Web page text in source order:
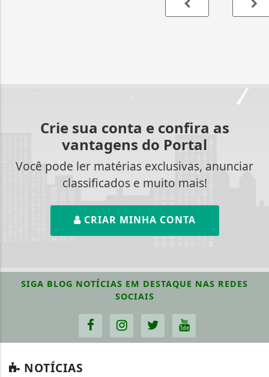
Crie sua conta e confira as
vantagens do Portal
Você pode ler matérias exclusivas, anunciar
classificados e muito mais!
CRIAR MINHA CONTA
SIGA BLOG NOTÍCIAS EM DESTAQUE NAS REDES
SOCIAIS
NOTÍCIAS